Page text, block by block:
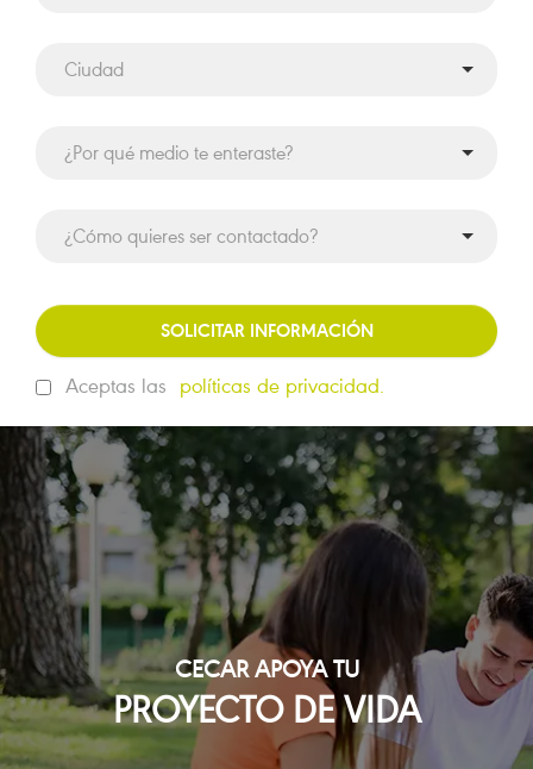
SOLICITAR INFORMACIÓN
Aceptas las políticas de privacidad.
CECAR APOYA TU
PROYECTO DE VIDA